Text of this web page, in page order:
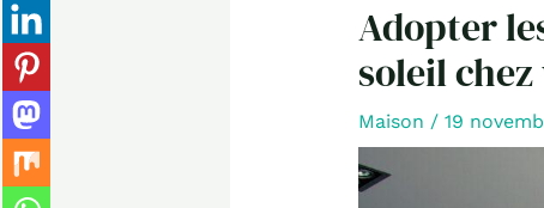
Adopter
soleil chez
Maison / 19